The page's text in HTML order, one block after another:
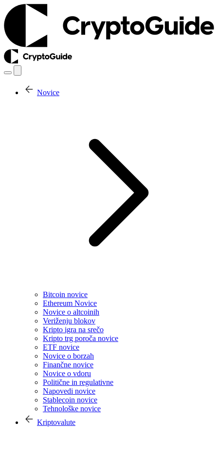
Novice
Bitcoin novice
Ethereum Novice
Novice o altcoinih
Veriženju blokov
Kripto igra na srečo
Kripto trg poroča novice
ETF novice
Novice o borzah
Finančne novice
Novice o vdoru
Politične in regulativne
Napovedi novice
Stablecoin novice
Tehnološke novice
Kriptovalute